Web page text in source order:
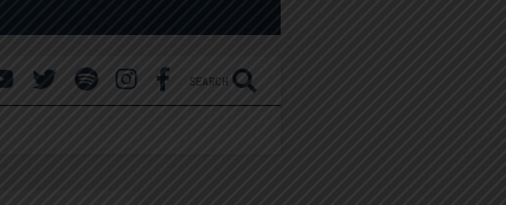
SEARCH